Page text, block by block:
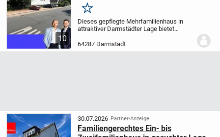
10
Merken
Dieses gepflegte Mehrfamilienhaus in
attraktiver Darmstädter Lage bietet
Gelegenheit, in einen langfristig stabilen
Immobilienstandort zu investieren. Das
64287 Darmstadt
30.07.2026 Partner-Anzeige
Familiengerechtes Ein- bis